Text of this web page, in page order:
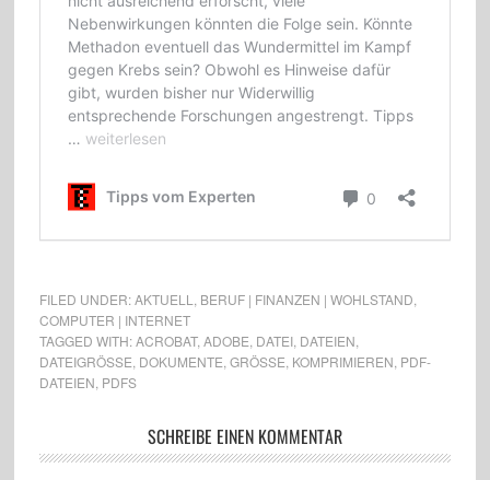
FILED UNDER:AKTUELL BERUF | FINANZEN | WOHLSTAND
COMPUTER | INTERNET
TAGGED WITH:ACROBAT, ADOBE DATEI, DATEIEN
DATEIGRÖSSE
DOKUMENTE GRÖSSE KOMPRIMIEREN PDF-
DATEIEN PDFS
SCHREIBE EINEN KOMMENTAR